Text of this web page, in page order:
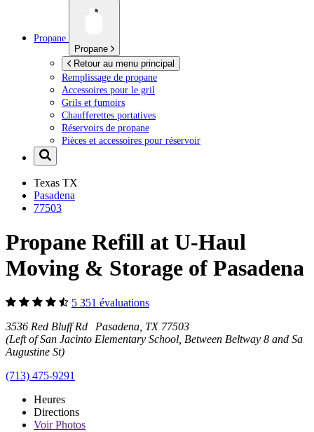
Propane
Propane
Retour au menu principal
Remplissage de propane
Accessoires pour le gril
Grils et fumoirs
Chaufferettes portatives
Réservoirs de propane
Pièces et accessoires pour réservoir
Texas TX
Pasadena
77503
Propane Refill at U-Haul
Moving & Storage of Pasadena
5 351 évaluations
3536 Red Bluff Rd Pasadena, TX 77503
(Left of San Jacinto Elementary School, Between Beltway 8 and San
Augustine St)
(713) 475-9291
Heures
Directions
VoirPhotos